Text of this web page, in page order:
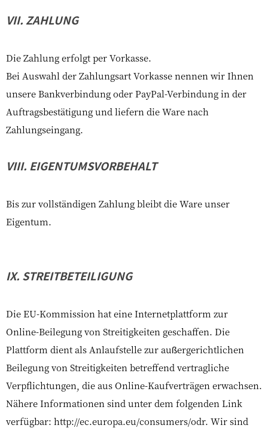
VII. ZAHLUNG
Die Zahlung erfolgt per Vorkasse.
Bei Auswahl der Zahlungsart Vorkasse nennen wir Ihnen
unsere Bankverbindung oder PayPal-Verbindung in der
Auftragsbestätigung und liefern die Ware nach
Zahlungseingang.
VIII. EIGENTUMSVORBEHALT
Bis zur vollständigen Zahlung bleibt die Ware unser
Eigentum.
IX. STREITBETEILIGUNG
Die EU-Kommission hat eine Internetplattform zur
Online-Beilegung von Streitigkeiten geschaffen. Die
Plattform dient als Anlaufstelle zur außergerichtlichen
Beilegung von Streitigkeiten betreffend vertragliche
Verpflichtungen, die aus Online-Kaufverträgen erwachsen.
Nähere Informationen sind unter dem folgenden Link
verfügbar: http://ec.europa.eu/consumers/odr. Wir sind